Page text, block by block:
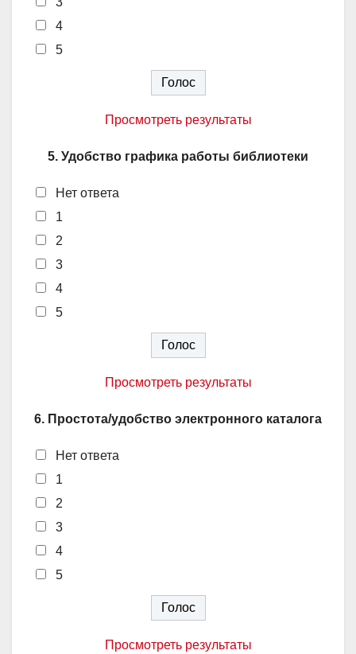
4
5
Просмотреть результаты
5. Удобство графика работы библиотеки
Нет ответа
1
2
3
4
5
Просмотреть результаты
6. Простота/удобство электронного каталога
Нет ответа
1
2
3
4
5
Просмотреть результаты